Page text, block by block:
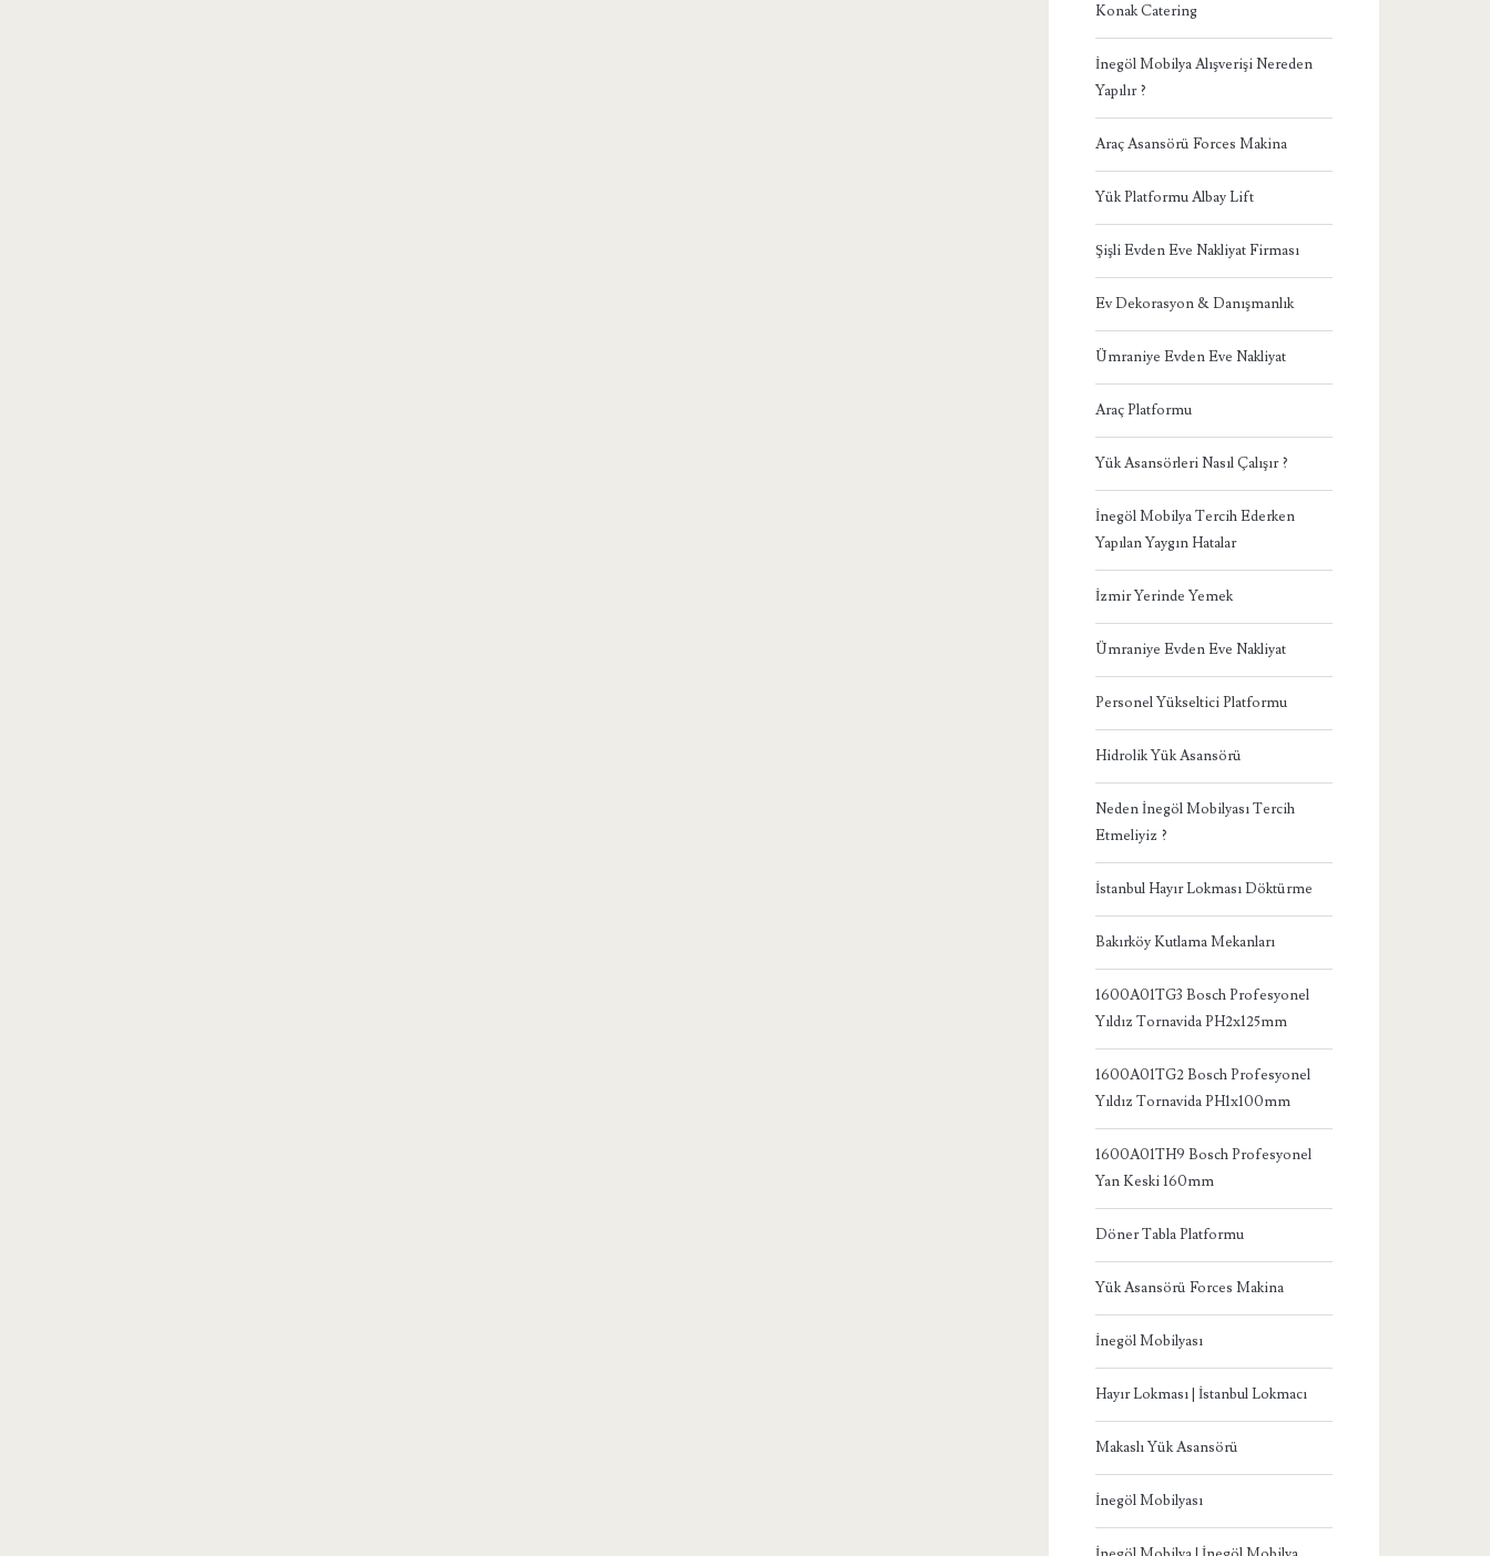
Konak Catering
İnegöl Mobilya Alışverişi Nereden
Yapılır ?
Araç Asansörü Forces Makina
Yük Platformu Albay Lift
Şişli Evden Eve Nakliyat Firması
Ev Dekorasyon & Danışmanlık
Ümraniye Evden Eve Nakliyat
Araç Platformu
Yük Asansörleri Nasıl Çalışır ?
İnegöl Mobilya Tercih Ederken
Yapılan Yaygın Hatalar
İzmir Yerinde Yemek
Ümraniye Evden Eve Nakliyat
Personel Yükseltici Platformu
Hidrolik Yük Asansörü
Neden İnegöl Mobilyası Tercih
Etmeliyiz ?
İstanbul Hayır Lokması Döktürme
Bakırköy Kutlama Mekanları
1600A01TG3 Bosch Profesyonel
Yıldız Tornavida PH2x125mm
1600A01TG2 Bosch Profesyonel
Yıldız Tornavida PH1x100mm
1600A01TH9 Bosch Profesyonel
Yan Keski 160mm
Döner Tabla Platformu
Yük Asansörü Forces Makina
İnegöl Mobilyası
Hayır Lokması | İstanbul Lokmacı
Makaslı Yük Asansörü
İnegöl Mobilyası